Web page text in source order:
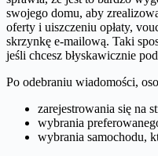
swojego domu, aby
oferty i uiszczeniu opłaty,
skrzynkę e-mailową. Taki
jeśli chcesz błyskawicznie
Po odebraniu wiadomości,
zarejestrowania się na
wybrania
wybrania samochodu,